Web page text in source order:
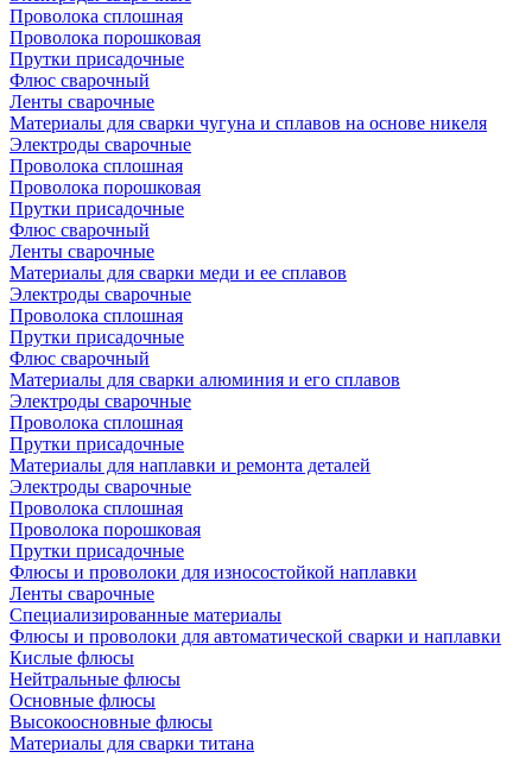
Проволока сплошная
Проволока порошковая
Прутки присадочные
Флюс сварочный
Ленты сварочные
Материалы для сварки чугуна и сплавов на основе никеля
Электроды сварочные
Проволока сплошная
Проволока порошковая
Прутки присадочные
Флюс сварочный
Ленты сварочные
Материалы для сварки меди и ее сплавов
Электроды сварочные
Проволока сплошная
Прутки присадочные
Флюс сварочный
Материалы для сварки алюминия и его сплавов
Электроды сварочные
Проволока сплошная
Прутки присадочные
Материалы для наплавки и ремонта деталей
Электроды сварочные
Проволока сплошная
Проволока порошковая
Прутки присадочные
Флюсы и проволоки для износостойкой наплавки
Ленты сварочные
Специализированные материалы
Флюсы и проволоки для автоматической сварки и наплавки
Кислые флюсы
Нейтральные флюсы
Основные флюсы
Высокоосновные флюсы
Материалы для сварки титана